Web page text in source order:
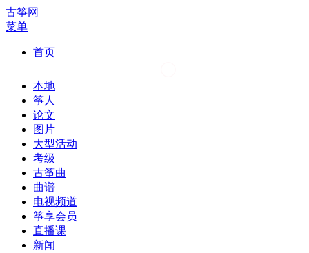
古筝网
菜单
首页
本地
筝人
论文
图片
大型活动
考级
古筝曲
曲谱
电视频道
筝享会员
直播课
新闻